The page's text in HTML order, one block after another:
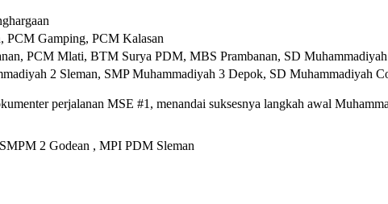
PCM Gamping, PCM Kalasan
PCM Mlati, BTM Surya PDM, MBS Prambanan, SD
2 Sleman, SMP Muhammadiyah 3 Depok, SD Muhammadiyah
perjalanan MSE #1, menandai suksesnya langkah awal
2 Godean , MPI PDM Sleman